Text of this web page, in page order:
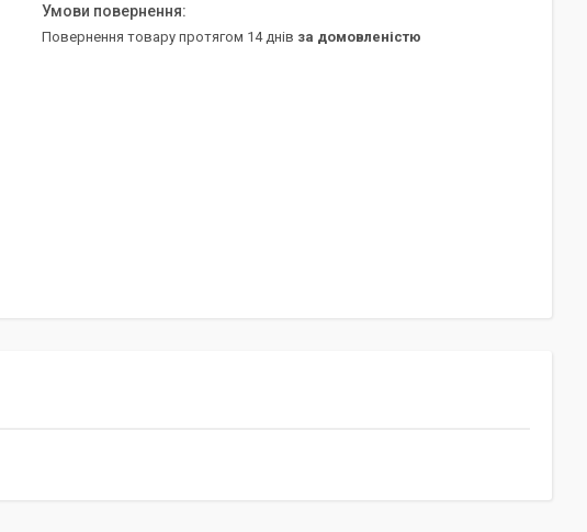
повернення товару протягом 14 днів за домовленістю